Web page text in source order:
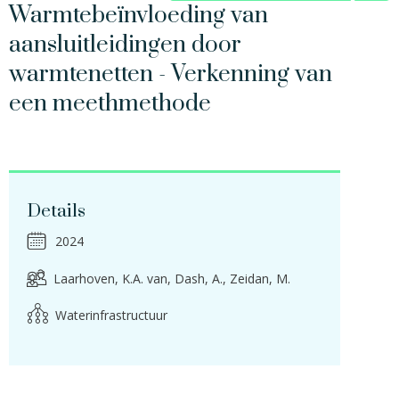
Warmtebeïnvloeding van
aansluitleidingen door
warmtenetten - Verkenning van
een meethmethode
Details
2024
Laarhoven, K.A. van Dash, A. Zeidan, M.
Waterinfrastructuur